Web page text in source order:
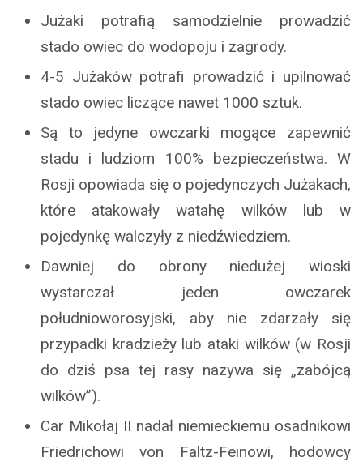
Jużaki potrafią samodzielnie prowadzić
stado owiec do wodopoju i zagrody.
4-5 Jużaków potrafi prowadzić i upilnować
stado owiec liczące nawet 1000 sztuk.
Są to jedyne owczarki mogące zapewnić
stadu i ludziom 100% bezpieczeństwa. W
Rosji opowiada się o pojedynczych Jużakach,
które atakowały watahę wilków lub w
pojedynkę walczyły z niedźwiedziem.
Dawniej do obrony niedużej wioski
wystarczał jeden owczarek
południoworosyjski, aby nie zdarzały się
przypadki kradzieży lub ataki wilków (w Rosji
do dziś psa tej rasy nazywa się „zabójcą
wilków”).
Car Mikołaj II nadał niemieckiemu osadnikowi
Friedrichowi von Faltz-Feinowi, hodowcy